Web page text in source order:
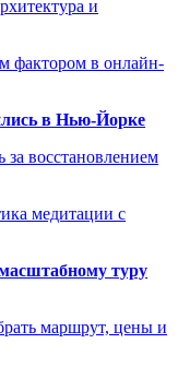
и
фактором в онлайн-
в Нью-Йорке
восстановлением
медитации с
туру
маршрут, цены и